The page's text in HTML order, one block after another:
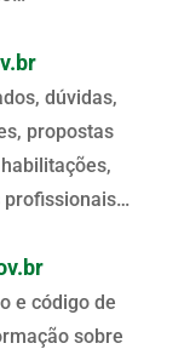
dúvidas,
propostas
profissionais…
e código de
sobre